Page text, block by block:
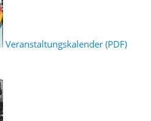
Veranstaltungskalender (PDF)